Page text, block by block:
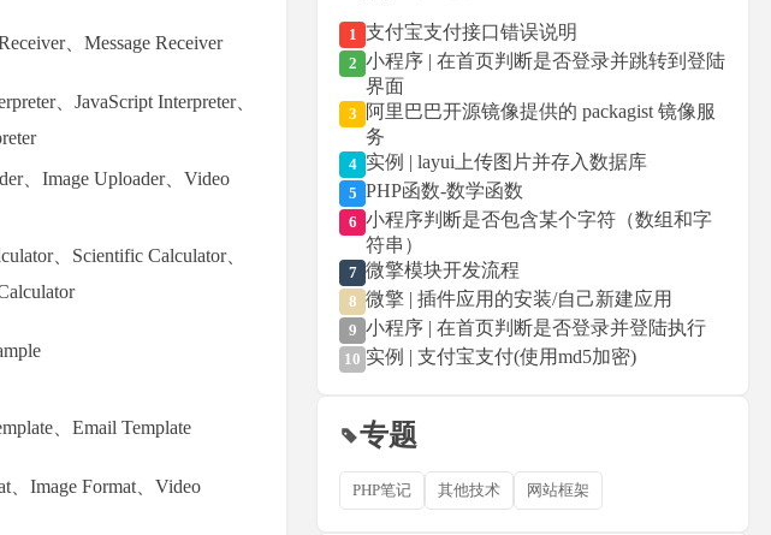
、Message Receiver
、JavaScript Interpreter、
、Image Uploader、Video
、Scientific Calculator、
、Email Template
、Image Format、Video
1 支付宝支付接口错误说明
2 小程序 | 在首页判断是否登录并跳转到登陆
界面
3
阿里巴巴开源镜像提供的 packagist 镜像服
务
4 实例 | layui上传图片并存入数据库
5 PHP函数-数学函数
6 小程序判断是否包含某个字符（数组和字
符串）
7 微擎模块开发流程
8 微擎 | 插件应用的安装/自己新建应用
9 小程序 | 在首页判断是否登录并登陆执行
10 实例 | 支付宝支付(使用md5加密)
专题
PHP笔记 其他技术 网站框架